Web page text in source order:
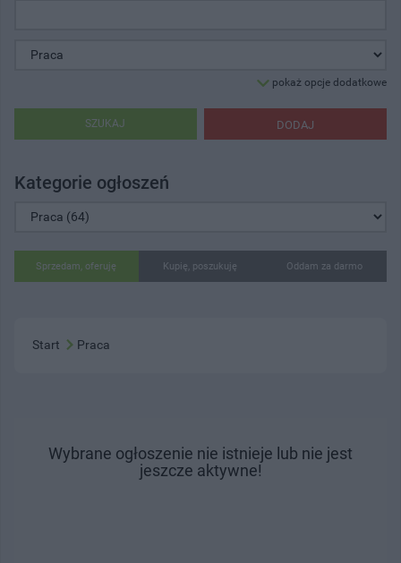
pokaż opcje dodatkowe
DODAJ
SZUKAJ
Kategorie ogłoszeń
Sprzedam, oferuję Kupię, poszukuję Oddam za darmo
Start Praca
Wybrane ogłoszenie nie istnieje lub nie jest
jeszcze aktywne!